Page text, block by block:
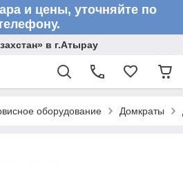
и цены, уточняйте по
в г.Атырау
оборудование Домкраты